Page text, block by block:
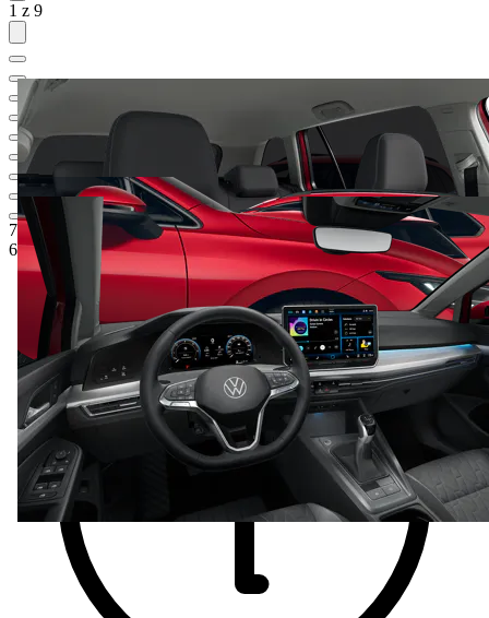
1 z 9
784 200 Kč
Ceníková cena
650 000 Kč